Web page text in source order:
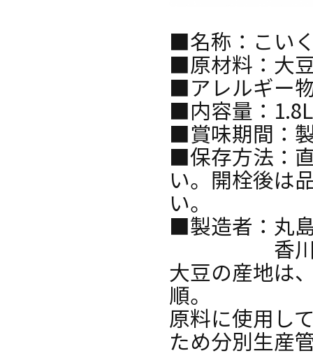
■名称：こい
■原材料：大
■アレルギー
■内容量：1.8L
■賞味期間：
■保存方法：
い。開栓後は
い。
■製造者：丸
香川県小
大豆の産地は
順。
原料に使用し
ため分別生産